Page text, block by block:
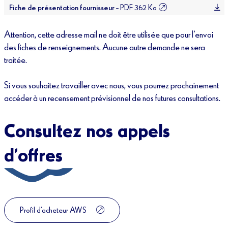
Fiche de présentation fournisseur– PDF 362 Ko
Attention, cette adresse mail ne doit être utilisée que pour l’envoi
des fiches de renseignements. Aucune autre demande ne sera
traitée.
Si vous souhaitez travailler avec nous, vous pourrez prochainement
accéder à un recensement prévisionnel de nos futures consultations.
Consultez nos appels
d’offres
Profil d’acheteur AWS